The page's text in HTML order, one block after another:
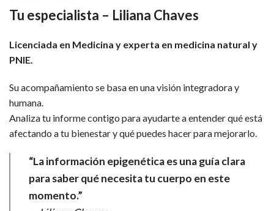
Tu especialista – Liliana Chaves
Licenciada en Medicina y experta en medicina natural y
PNIE.
Su acompañamiento se basa en una visión integradora y
humana.
Analiza tu informe contigo para ayudarte a entender qué está
afectando a tu bienestar y qué puedes hacer para mejorarlo.
“La información epigenética es una guía clara
para saber qué necesita tu cuerpo en este
momento.”